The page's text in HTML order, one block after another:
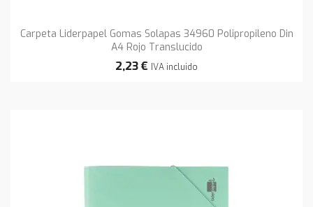
Carpeta Liderpapel Gomas Solapas 34960 Polipropileno Din
A4 Rojo Translucido
2,23 € IVA incluido